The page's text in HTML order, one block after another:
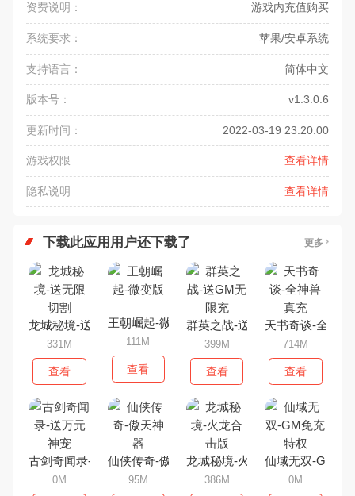
资费说明： 游戏内充值购买
系统要求： 苹果/安卓系统
支持语言： 简体中文
版本号： v1.3.0.6
更新时间： 2022-03-19 23:20:00
游戏权限 查看详情
隐私说明 查看详情
下载此应用用户还下载了 更多
龙城秘境-送无限切割
331M
查看
王朝崛起-微变版
111M
查看
群英之战-送GM无限充
399M
查看
天书奇谈-全神兽
714M
查看
古剑奇闻录-送万元神宠
0M
仙侠传奇-傲天神器
95M
龙城秘境-火龙合击版
386M
仙域无双-GM免
0M